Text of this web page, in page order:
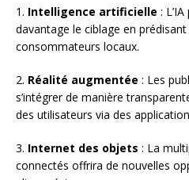
1. Intelligence artificielle :
davantage le ciblage en
consommateurs locaux.
2. Réalité augmentée : Les
s’intégrer de manière
des utilisateurs via des
3. Internet des objets : La
connectés offrira de nouvelles